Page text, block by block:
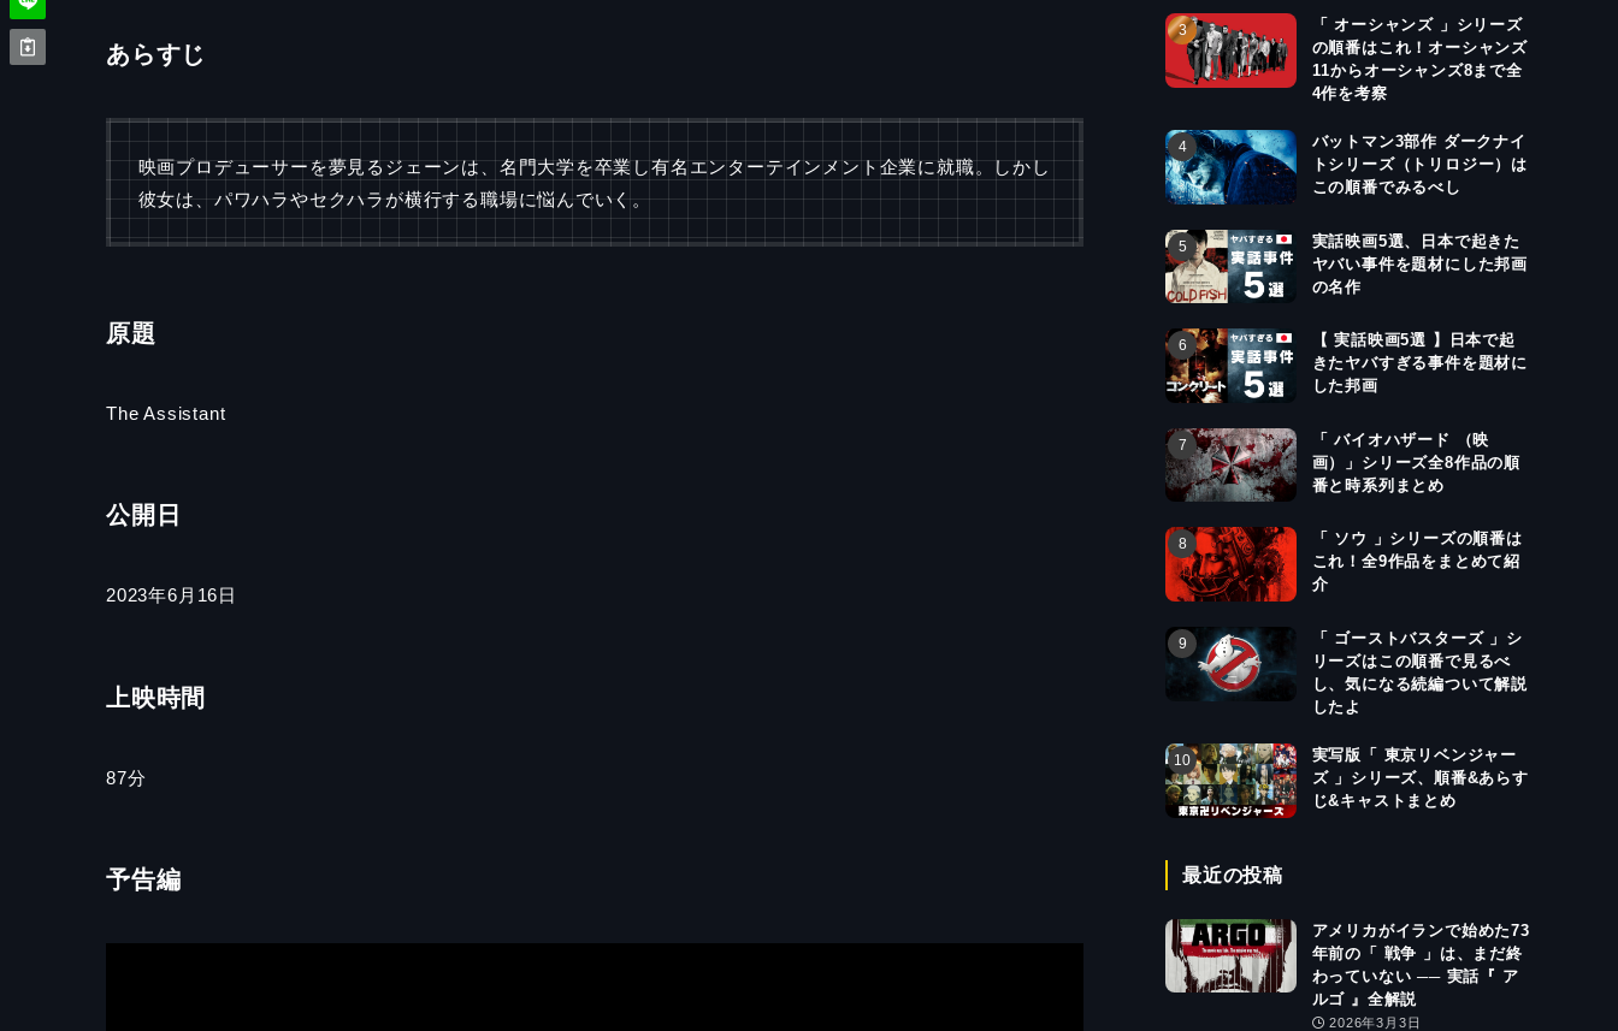
あらすじ
映画プロデューサーを夢見るジェーンは、名門大学を卒業し有名エンターテインメント企業に就職。しかし
彼女は、パワハラやセクハラが横行する職場に悩んでいく。
原題
The Assistant
公開日
2023年6月16日
上映時間
87分
予告編
「 オーシャンズ 」シリーズ
の順番はこれ！オーシャンズ
11からオーシャンズ8まで全
4作を考察
バットマン3部作 ダークナイ
トシリーズ（トリロジー）は
この順番でみるべし
実話映画5選、日本で起きた
ヤバい事件を題材にした邦画
の名作
【 実話映画5選 】日本で起
きたヤバすぎる事件を題材に
した邦画
「 バイオハザード （映
画）」シリーズ全8作品の順
番と時系列まとめ
「 ソウ 」シリーズの順番は
これ！全9作品をまとめて紹
介
「 ゴーストバスターズ 」シ
リーズはこの順番で見るべ
し、気になる続編ついて解説
したよ
実写版「 東京リベンジャー
ズ 」シリーズ、順番&あらす
じ&キャストまとめ
最近の投稿
アメリカがイランで始めた73
年前の「 戦争 」は、まだ終
わっていない ── 実話『 ア
ルゴ 』全解説
2026年3月3日